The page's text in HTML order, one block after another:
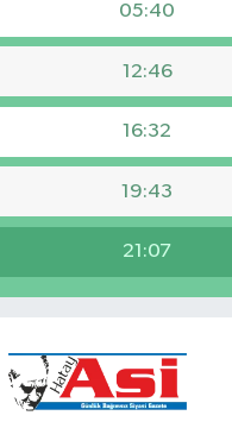
05:40
12:46
16:32
19:43
21:07